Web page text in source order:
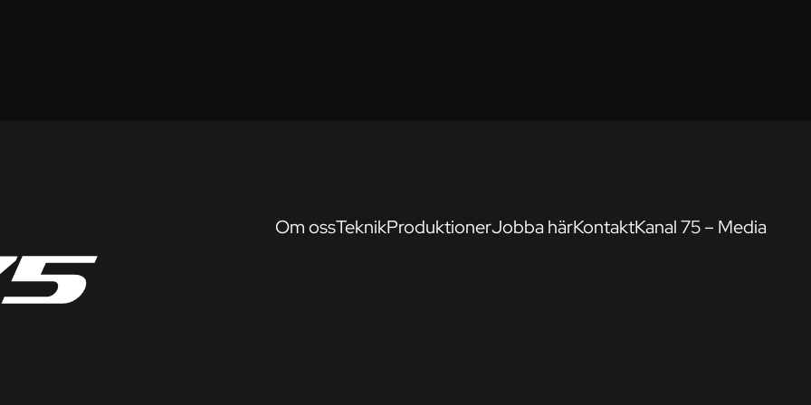
Om ossTeknikProduktionerJobba härKontaktKanal 75 – Media